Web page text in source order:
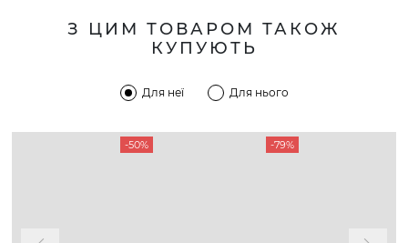
З ЦИМ ТОВАРОМ ТАКОЖ
КУПУЮТЬ
Для неї Для нього
-50% -79%